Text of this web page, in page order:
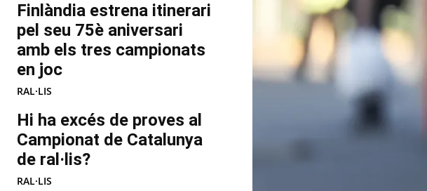
Finlàndia estrena itinerari
pel seu 75è aniversari
amb els tres campionats
en joc
RAL·LIS
Hi ha excés de proves al
Campionat de Catalunya
de ral·lis?
RAL·LIS